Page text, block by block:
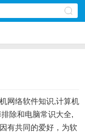
网络软件知识,计算机
除和电脑常识大全,
有共同的爱好，为软